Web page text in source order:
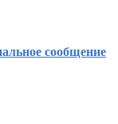
сообщение